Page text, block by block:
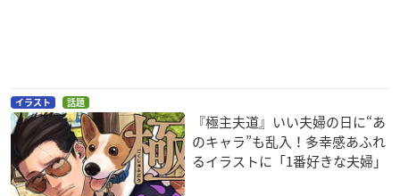
イラスト 話題
『極主夫道』いい夫婦の日に“あ
のキャラ”も乱入！多幸感あふれ
るイラストに「1番好きな夫婦」